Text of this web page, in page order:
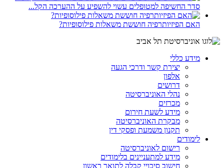
סדר החשיפה למטופלים עשוי להשפיע על ההערכה הקל...
האם הפיזיותרפיה חוששת משאלות פילוסופיות?
מידע כללי
יצירת קשר ודרכי הגעה
אלפון
דרושים
נהלי האוניברסיטה
מכרזים
מידע לשעת חירום
מבקרת האוניברסיטה
תקנון משמעת ופסקי דין
לימודים
רישום לאוניברסיטה
מידע למתעניינים בלימודים
חישוב סיכויי קבלה לתואר ראשון